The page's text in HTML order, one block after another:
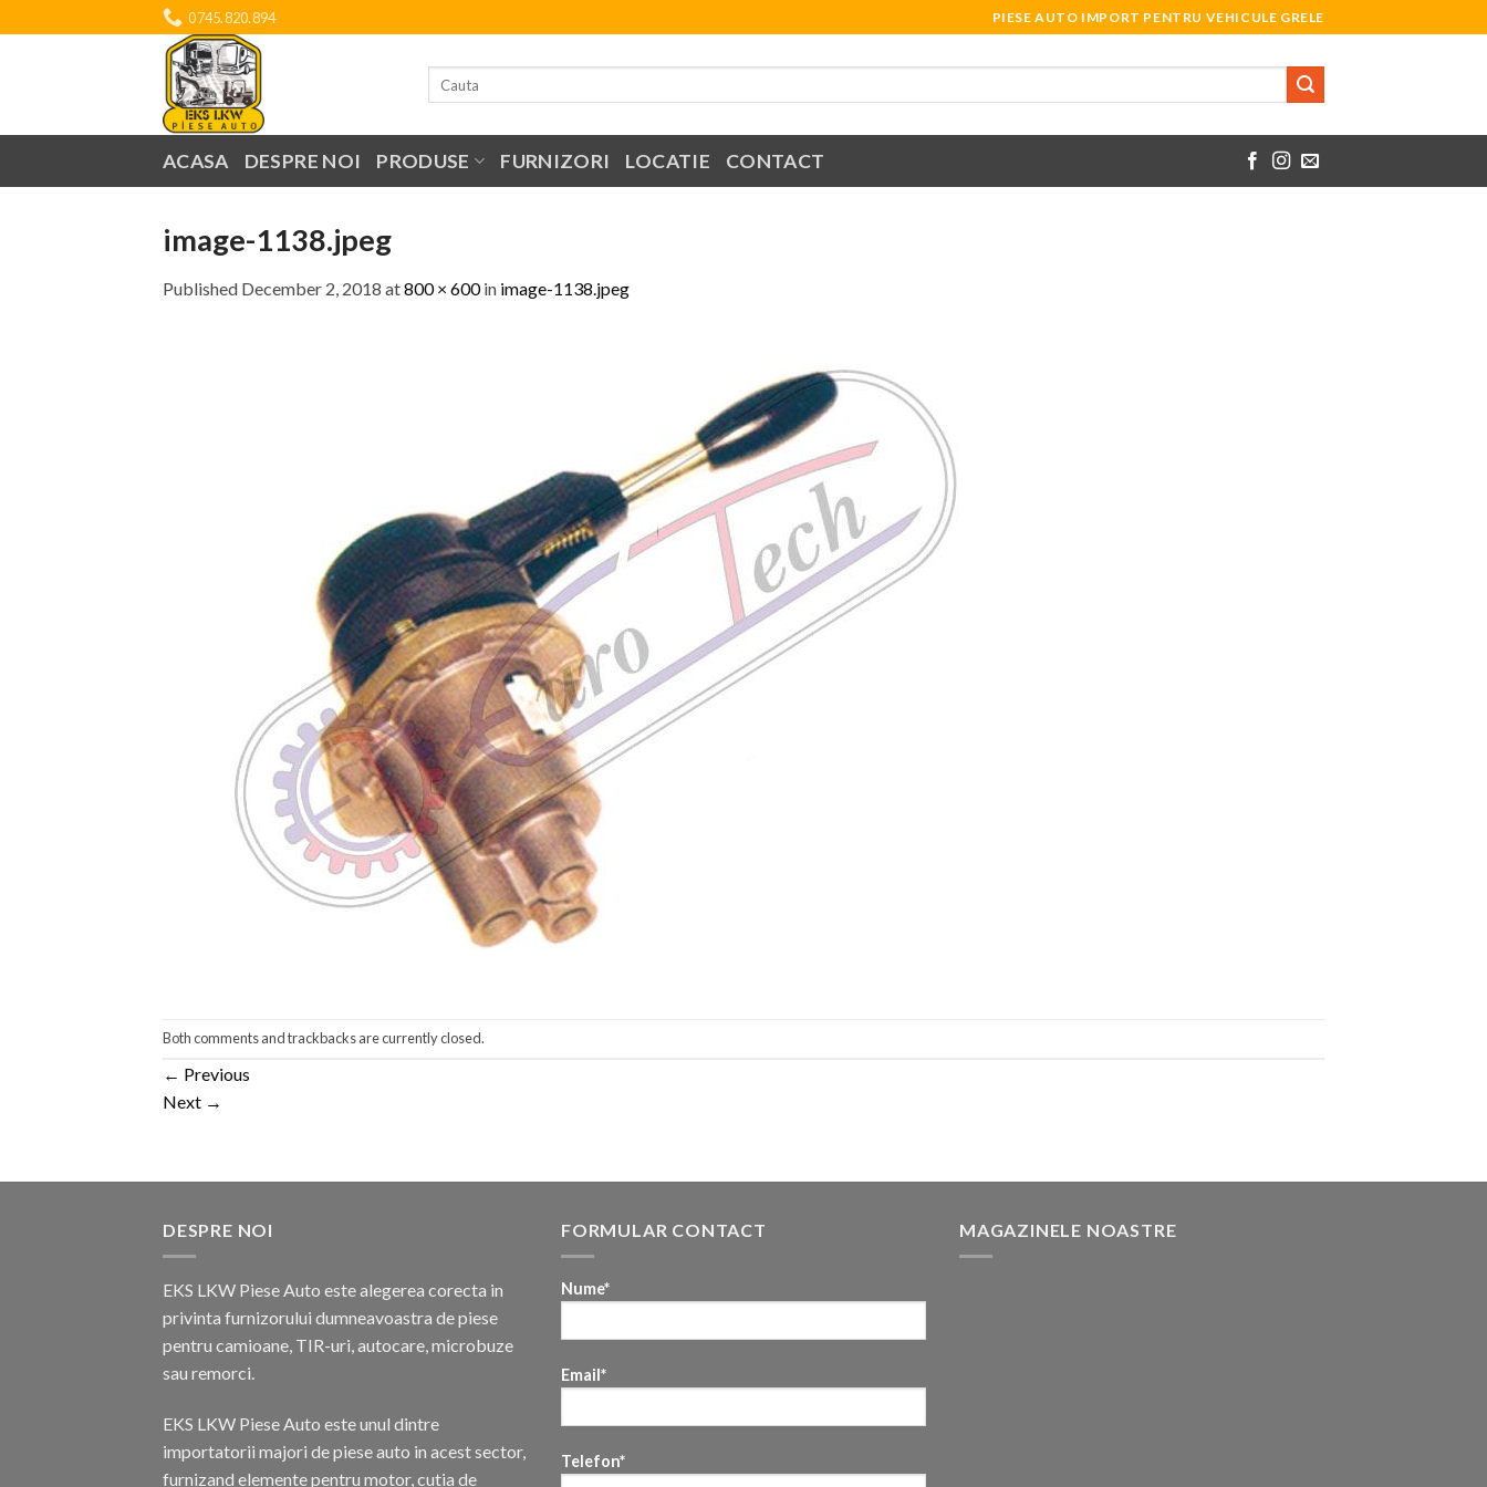
to
0745.820.894 PIESE AUTO IMPORT PENTRU VEHICULE GRELE
ACASA DESPRE NOI PRODUSE FURNIZORI LOCATIE CONTACT
image-1138.jpeg
Published December 2, 2018 at800 × 600in image-1138.jpeg
Both comments and trackbacks are currently closed.
← Previous
Next →
DESPRE NOI
EKS LKW Piese Auto este alegerea corecta in
privinta furnizorului dumneavoastra de piese
pentru camioane, TIR-uri, autocare, microbuze
sau remorci.
EKS LKW Piese Auto este unul dintre
importatorii majori de piese auto in acest sector,
furnizand elemente pentru motor, cutia de
FORMULAR CONTACT
Nume*
Email*
Telefon*
MAGAZINELE NOASTRE